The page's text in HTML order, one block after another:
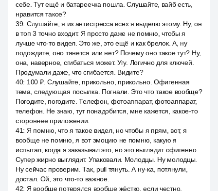
себе. Тут ещё и батареечка пошла. Слушайте, вайб есть,
нравится такое?
39: Слушайте, я из антистресса всех я выделю этому. Ну, он
в топ 3 точно входит. Я просто даже не помню, чтобы я
лучше что-то видел. Это же, это ещё и как брелок. А, ну
подождите, оно тянется или нет? Почему оно такое тут? Ну,
она, наверное, сгибаться может. Угу. Логично для ключей.
Продумали даже, что сгибается. Видите?
40: 100 ₽. Слушайте, прикольно, прикольно. Офигенная
тема, следующая посылка. Погнали. Это что такое вообще?
Погодите, погодите. Телефон, фотоаппарат, фотоаппарат,
телефон. Не знаю, тут понадобится, мне кажется, какое-то
стороннее приложении.
41: Я помню, что я такое видел, но чтобы я прям, вот, я
вообще не помню, я вот эмоцию не помню, какую я
испытал, когда я заказывал это, но это выглядит офигенно.
Супер жирно выглядит. Упаковали. Молодцы. Ну молодцы.
Ну сейчас проверим. Так, pull тянуть. А ну-ка, потянули,
достал. Ой, это что-то важное.
42: Я вообще потерялся вообще жёстко, если честно.